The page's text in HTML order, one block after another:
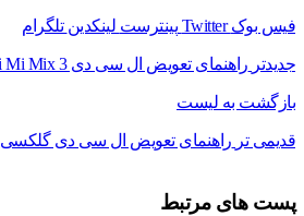
فیس بوک Twitter پینترست لینکدین تلگرام
جدیدتر راهنمای تعویض ال سی دی Xiaomi Mi Mix 3
بازگشت به لیست
قدیمی تر راهنمای تعویض ال سی دی گلکسی a41
پست های مرتبط